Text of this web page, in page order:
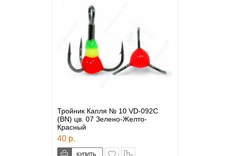
Тройник Капля № 10 VD-092C
(BN) цв. 07 Зелено-Желто-
Красный
40 р.
в закладки